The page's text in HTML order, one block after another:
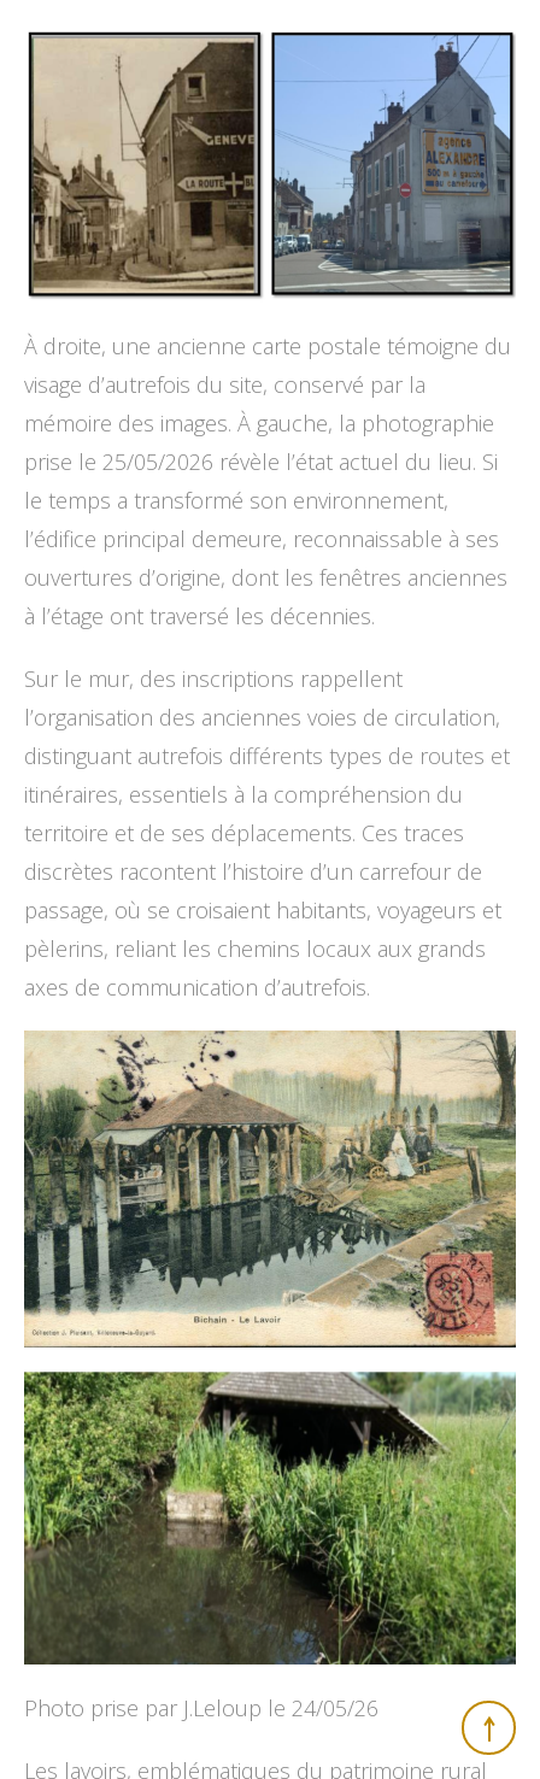
À droite, une ancienne carte postale témoigne du
visage d’autrefois du site, conservé par la
mémoire des images. À gauche, la photographie
prise le 25/05/2026 révèle l’état actuel du lieu. Si
le temps a transformé son environnement,
l’édifice principal demeure, reconnaissable à ses
ouvertures d’origine, dont les fenêtres anciennes
à l’étage ont traversé les décennies.
Sur le mur, des inscriptions rappellent
l’organisation des anciennes voies de circulation,
distinguant autrefois différents types de routes et
itinéraires, essentiels à la compréhension du
territoire et de ses déplacements. Ces traces
discrètes racontent l’histoire d’un carrefour de
passage, où se croisaient habitants, voyageurs et
pèlerins, reliant les chemins locaux aux grands
axes de communication d’autrefois.
Photo prise par J.Leloup le 24/05/26
Les lavoirs, emblématiques du patrimoine rural